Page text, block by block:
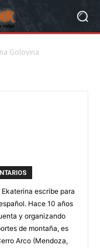
Golovina
escribe para
Hace 10 años
y organizando
de montaña, es
Arco (Mendoza,